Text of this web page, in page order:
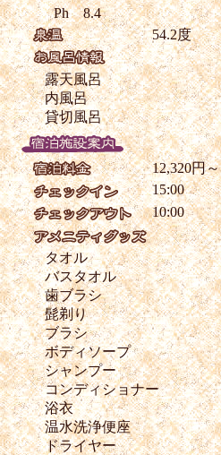
Ph 8.4
54.2度
露天風呂
内風呂
貸切風呂
12,320円～
15:00
10:00
タオル
バスタオル
歯ブラシ
髭剃り
ブラシ
ボディソープ
シャンプー
コンディショナー
浴衣
温水洗浄便座
ドライヤー